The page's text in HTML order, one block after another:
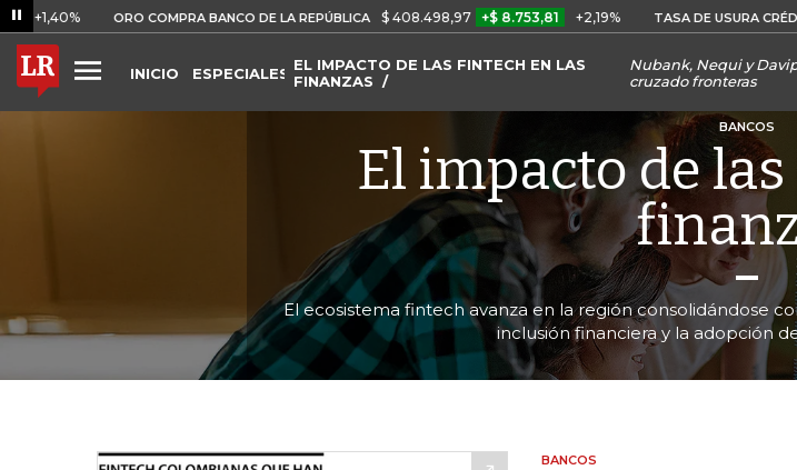
ORO COMPRA BANCO DE LA REPÚBLICA $ 408.498,97 +$ 8.753,81 +2,19% TASA DE USURA CRÉDITO
INICIO ESPECIALES EL IMPACTO DE LAS FINTECH EN LAS
FINANZAS
Nubank, Nequi y
cruzado fronteras
BANCOS
El impacto de
El ecosistema fintech avanza en la región consolidándose
inclusión financiera y la adopción
BANCOS